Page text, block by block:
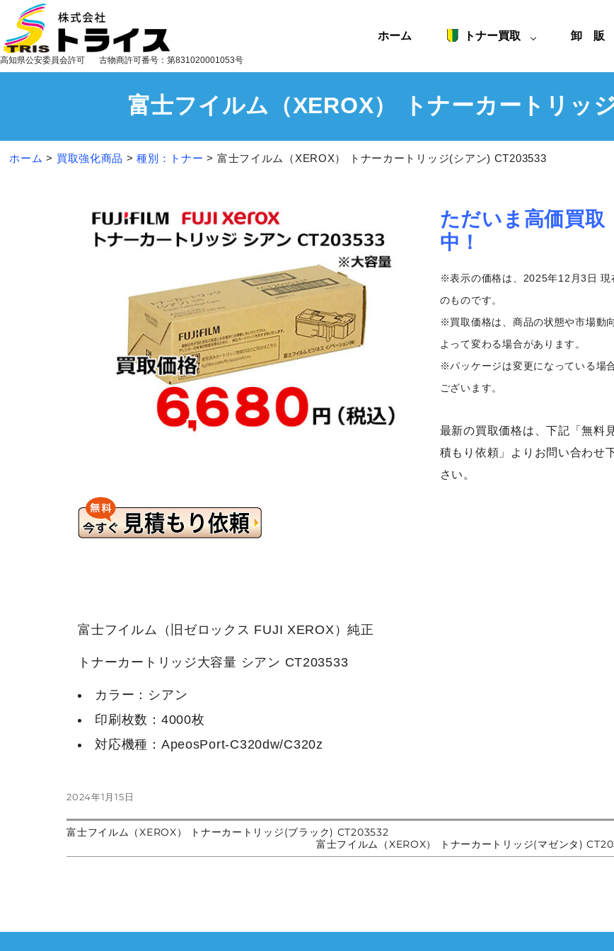
高知県公安委員会許可 古物商許可番号：第831020001053号
ホーム トナー買取 卸 販
富士フイルム（XEROX） トナーカートリッ
ホーム > 買取強化商品 >種別：トナー > 富士フイルム（XEROX） トナーカートリッジ(シアン) CT203533
ただいま高価買取
中！
※表示の価格は、2025年12月3日 現
のものです。
※買取価格は、商品の状態や市場動
よって変わる場合があります。
※パッケージは変更になっている場
ございます。
最新の買取価格は、下記「無料
積もり依頼」よりお問い合わせ
さい。
富士フイルム（旧ゼロックス FUJI XEROX）純正
トナーカートリッジ大容量 シアン CT203533
カラー：シアン
印刷枚数：4000枚
対応機種：ApeosPort-C320dw/C320z
投
日:
2024年1月15日
投
ビ
前
投
富士フイルム（XEROX） トナーカートリッジ(ブラック) CT203532
の
富士フイルム（XEROX） トナーカートリッジ(マゼンタ)